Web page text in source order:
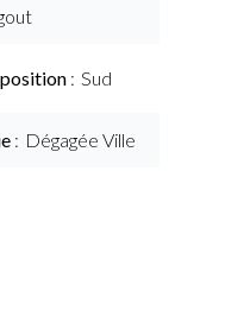
Sud
Dégagée Ville